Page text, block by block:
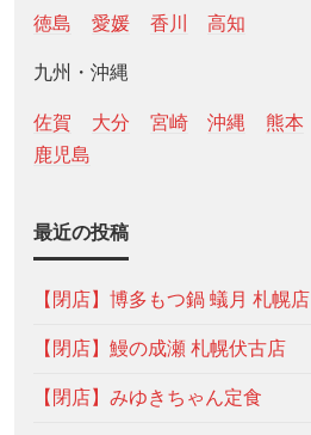
徳島 愛媛 香川 高知
九州・沖縄
佐賀 大分 宮崎 沖縄 熊本
鹿児島
最近の投稿
【閉店】博多もつ鍋 蟻月 札幌店
【閉店】鰻の成瀬 札幌伏古店
【閉店】みゆきちゃん定食